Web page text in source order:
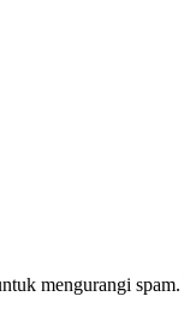
mengurangi spam.